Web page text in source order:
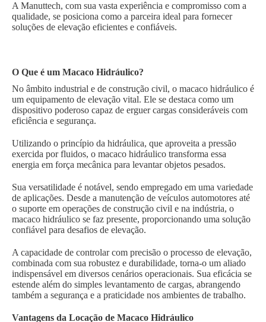
A Manuttech, com sua vasta experiência e compromisso com a
qualidade, se posiciona como a parceira ideal para fornecer
soluções de elevação eficientes e confiáveis.
O Que é um Macaco Hidráulico?
No âmbito industrial e de construção civil, o macaco hidráulico é
um equipamento de elevação vital. Ele se destaca como um
dispositivo poderoso capaz de erguer cargas consideráveis com
eficiência e segurança.
Utilizando o princípio da hidráulica, que aproveita a pressão
exercida por fluidos, o macaco hidráulico transforma essa
energia em força mecânica para levantar objetos pesados.
Sua versatilidade é notável, sendo empregado em uma variedade
de aplicações. Desde a manutenção de veículos automotores até
o suporte em operações de construção civil e na indústria, o
macaco hidráulico se faz presente, proporcionando uma solução
confiável para desafios de elevação.
A capacidade de controlar com precisão o processo de elevação,
combinada com sua robustez e durabilidade, torna-o um aliado
indispensável em diversos cenários operacionais. Sua eficácia se
estende além do simples levantamento de cargas, abrangendo
também a segurança e a praticidade nos ambientes de trabalho.
Vantagens da Locação de Macaco Hidráulico